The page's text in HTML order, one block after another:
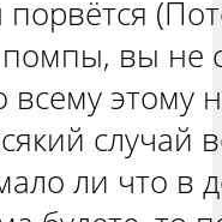
порвётся
вы не
этому
случай
ли что в